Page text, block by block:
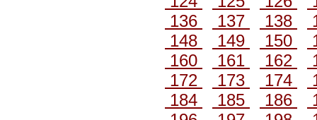
136
137 138
148
149 150
160
161 162
172
173 174
184
185 186